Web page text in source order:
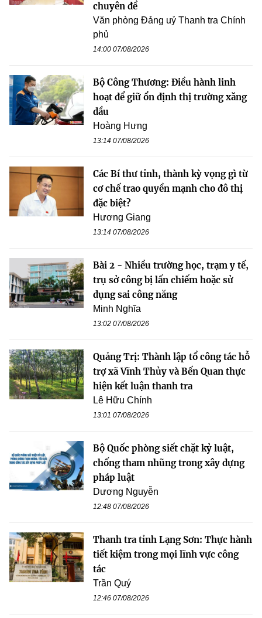
chuyên đề
Văn phòng Đảng uỷ Thanh tra Chính
phủ
14:00 07/08/2026
Bộ Công Thương: Điều hành linh
hoạt để giữ ổn định thị trường xăng
dầu
Hoàng Hưng
13:14 07/08/2026
Các Bí thư tỉnh, thành kỳ vọng gì từ
cơ chế trao quyền mạnh cho đô thị
đặc biệt?
Hương Giang
13:14 07/08/2026
Bài 2 - Nhiều trường học, trạm y tế,
trụ sở công bị lấn chiếm hoặc sử
dụng sai công năng
Minh Nghĩa
13:02 07/08/2026
Quảng Trị: Thành lập tổ công tác hỗ
trợ xã Vĩnh Thủy và Bến Quan thực
hiện kết luận thanh tra
Lê Hữu Chính
13:01 07/08/2026
Bộ Quốc phòng siết chặt kỷ luật,
chống tham nhũng trong xây dựng
pháp luật
Dương Nguyễn
12:48 07/08/2026
Thanh tra tỉnh Lạng Sơn: Thực hành
tiết kiệm trong mọi lĩnh vực công
tác
Trần Quý
12:46 07/08/2026